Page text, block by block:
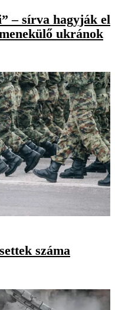
– sírva hagyják el
ukránok
száma